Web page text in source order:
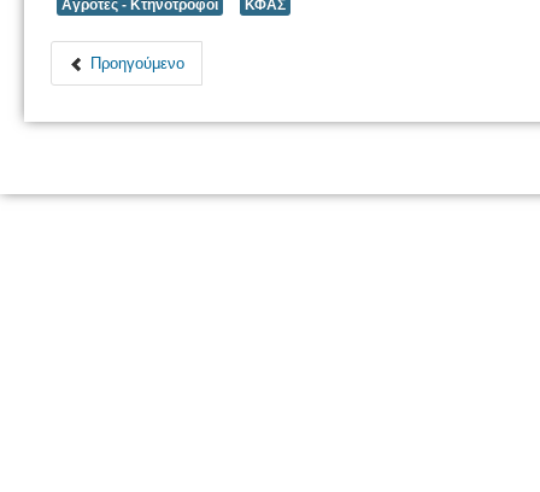
Αγρότες - Κτηνοτρόφοι ΚΦΑΣ
Προηγούμενο